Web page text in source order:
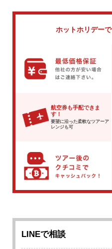
ホットホリデーで
航空券も手配できま
す！
要望に沿った柔軟なツアーア
レンジも可
LINEで相談